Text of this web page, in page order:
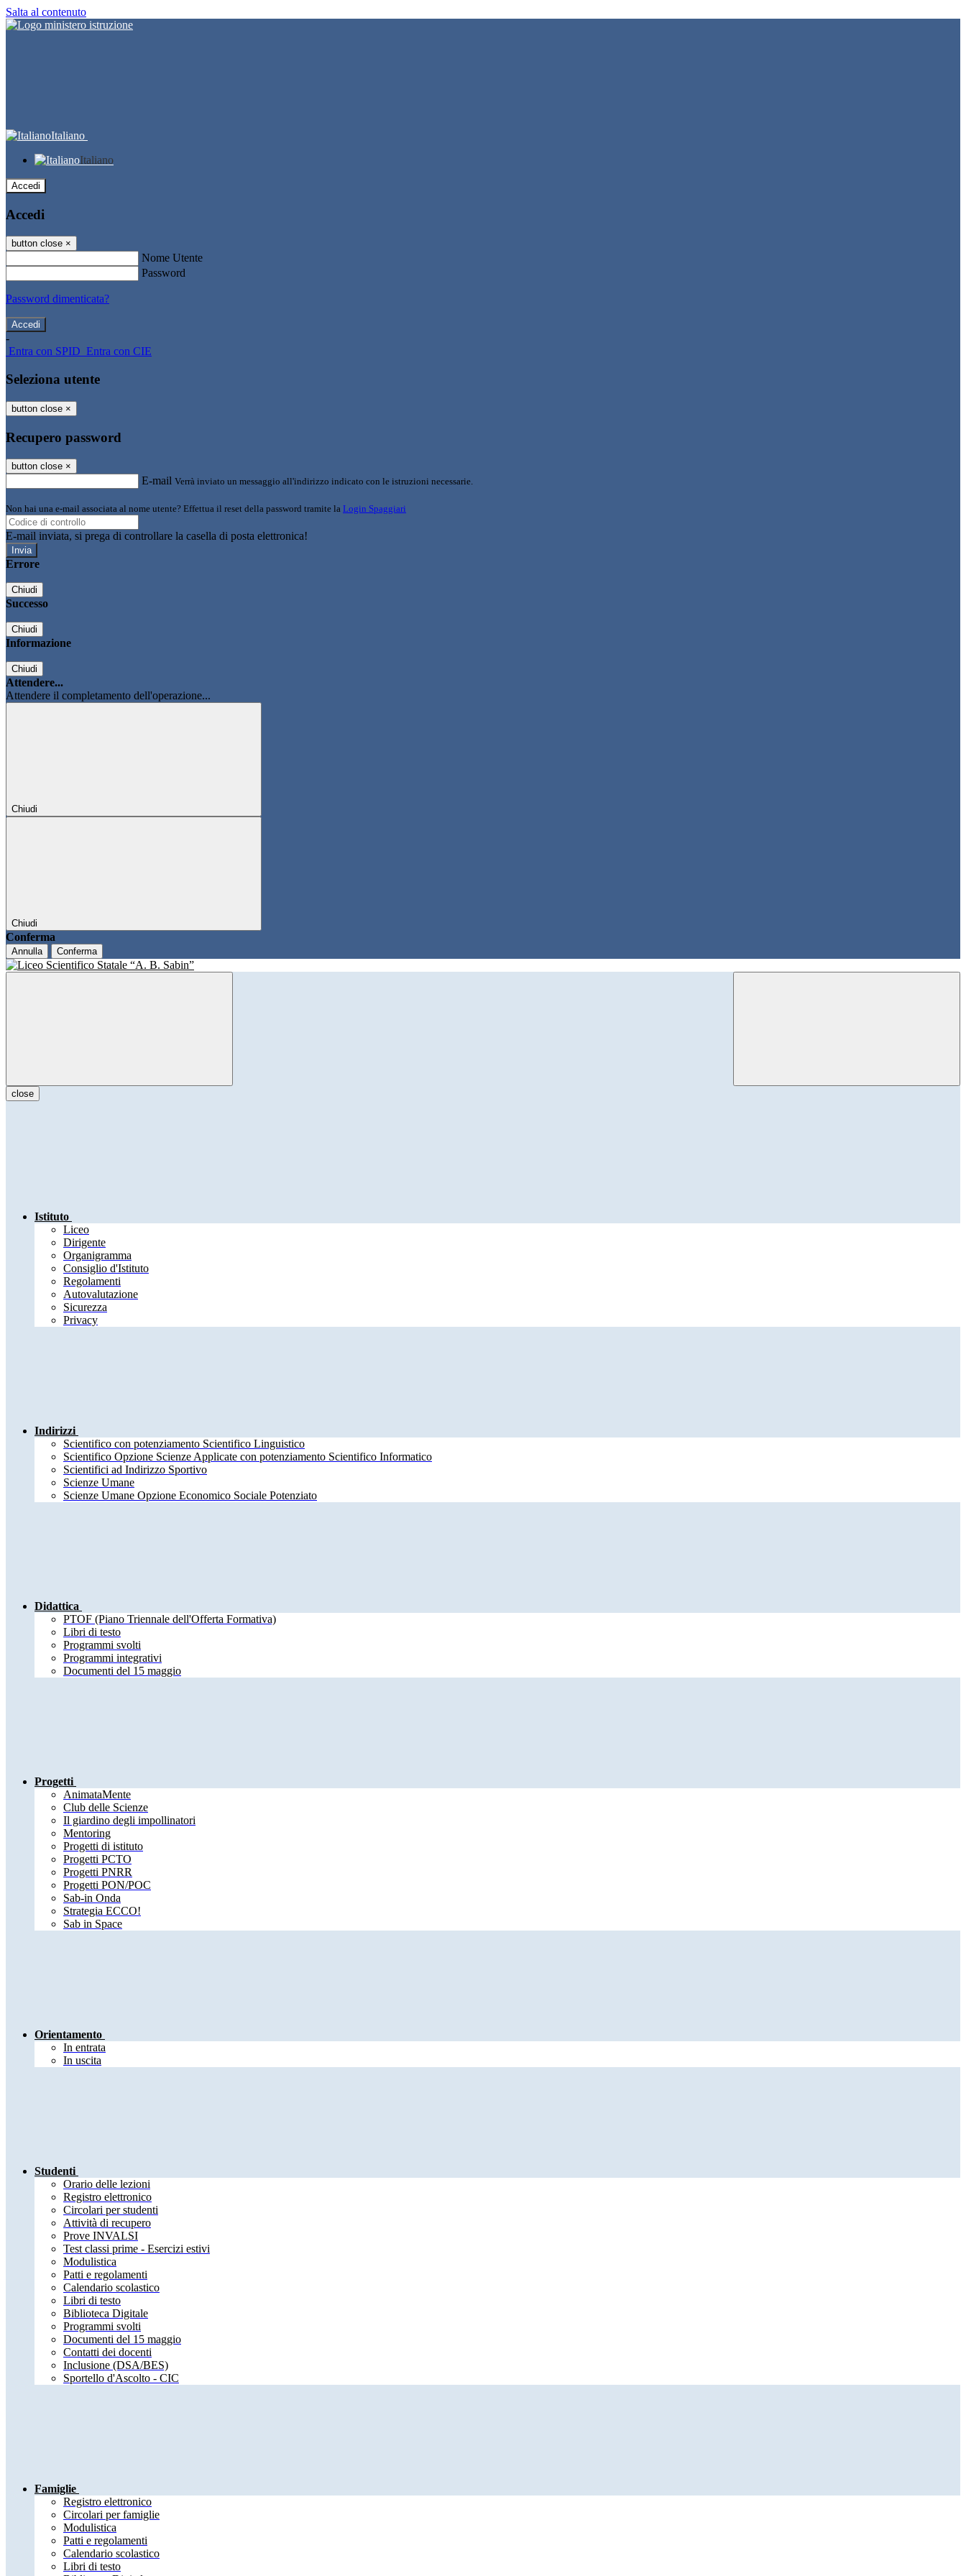
Salta al contenuto
Italiano
Italiano
Accedi
Accedi
button close ×
Nome Utente
Password
Password dimenticata?
-
Entra con SPID Entra con CIE
Seleziona utente
button close ×
Recupero password
button close ×
E-mail Verrà inviato un messaggio all'indirizzo indicato con le istruzioni necessarie.
Non hai una e-mail associata al nome utente? Effettua il reset della password tramite la Login Spaggiari
E-mail inviata, si prega di controllare la casella di posta elettronica!
Errore
Chiudi
Successo
Chiudi
Informazione
Chiudi
Attendere...
Attendere il completamento dell'operazione...
Chiudi
Chiudi
Conferma
Annulla Conferma
close
Istituto
Liceo
Dirigente
Organigramma
Consiglio d'Istituto
Regolamenti
Autovalutazione
Sicurezza
Privacy
Indirizzi
Scientifico con potenziamento Scientifico Linguistico
Scientifico Opzione Scienze Applicate con potenziamento Scientifico Informatico
Scientifici ad Indirizzo Sportivo
Scienze Umane
Scienze Umane Opzione Economico Sociale Potenziato
Didattica
PTOF (Piano Triennale dell'Offerta Formativa)
Libri di testo
Programmi svolti
Programmi integrativi
Documenti del 15 maggio
Progetti
AnimataMente
Club delle Scienze
Il giardino degli impollinatori
Mentoring
Progetti di istituto
Progetti PCTO
Progetti PNRR
Progetti PON/POC
Sab-in Onda
Strategia ECCO!
Sab in Space
Orientamento
In entrata
In uscita
Studenti
Orario delle lezioni
Registro elettronico
Circolari per studenti
Attività di recupero
Prove INVALSI
Test classi prime - Esercizi estivi
Modulistica
Patti e regolamenti
Calendario scolastico
Libri di testo
Biblioteca Digitale
Programmi svolti
Documenti del 15 maggio
Contatti dei docenti
Inclusione (DSA/BES)
Sportello d'Ascolto - CIC
Famiglie
Registro elettronico
Circolari per famiglie
Modulistica
Patti e regolamenti
Calendario scolastico
Libri di testo